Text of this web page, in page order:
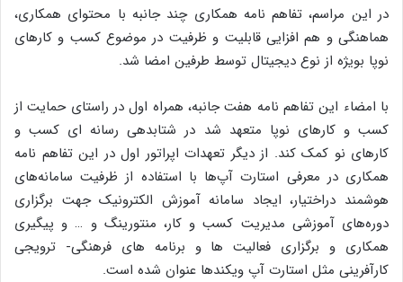
در این مراسم، تفاهم نامه همکاری چند جانبه با محتوای همکاری،
هماهنگی و هم افزایی قابلیت و ظرفیت در موضوع کسب و کارهای
نوپا بویژه از نوع دیجیتال توسط طرفین امضا شد.
با امضاء این تفاهم نامه هفت جانبه، همراه اول در راستای حمایت از
کسب و کارهای نوپا متعهد شد در شتابدهی رسانه ای کسب و
کارهای نو کمک کند. از دیگر تعهدات اپراتور اول در این تفاهم نامه
همکاری در معرفی استارت آپ‌ها با استفاده از ظرفیت سامانه‌های
هوشمند دراختیار، ایجاد سامانه آموزش الکترونیک جهت برگزاری
دوره‌های آموزشی مدیریت کسب و کار، منتورینگ و … و پیگیری
همکاری و برگزاری فعالیت ها و برنامه های فرهنگی- ترویجی
کارآفرینی مثل استارت آپ ویکندها عنوان شده است.